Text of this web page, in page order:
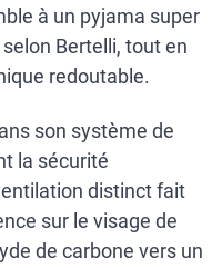
à un pyjama super
Bertelli, tout en
redoutable.
son système de
la sécurité
distinct fait
sur le visage de
de carbone vers un